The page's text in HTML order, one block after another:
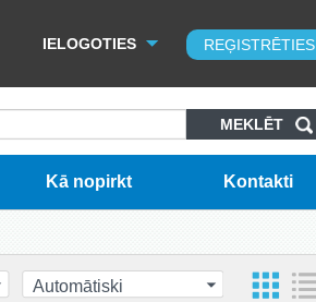
IELOGOTIES REĢISTRĒTIES
Kā nopirkt Kontakti
Automātiski